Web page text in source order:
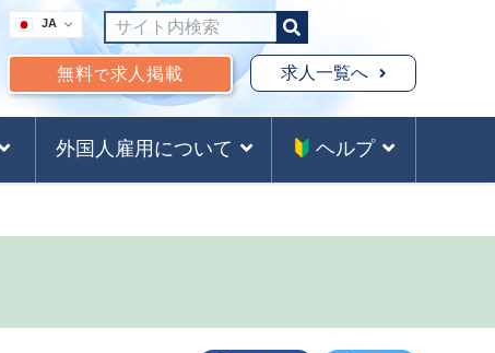
JA
無料で求人掲載 求人一覧へ
外国人雇用について ヘルプ